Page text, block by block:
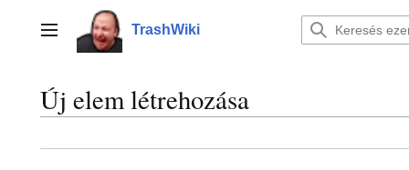
tartalomhozFőmenü TrashWiki
Új elem létrehozása